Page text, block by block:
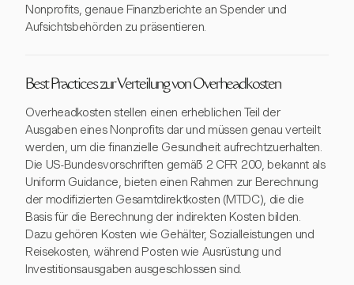
Nonprofits, genaue Finanzberichte an Spender und
Aufsichtsbehörden zu präsentieren.
Best Practices zur Verteilung von Overheadkosten
Overheadkosten stellen einen erheblichen Teil der
Ausgaben eines Nonprofits dar und müssen genau verteilt
werden, um die finanzielle Gesundheit aufrechtzuerhalten.
Die US-Bundesvorschriften gemäß 2 CFR 200, bekannt als
Uniform Guidance, bieten einen Rahmen zur Berechnung
der modifizierten Gesamtdirektkosten (MTDC), die die
Basis für die Berechnung der indirekten Kosten bilden.
Dazu gehören Kosten wie Gehälter, Sozialleistungen und
Reisekosten, während Posten wie Ausrüstung und
Investitionsausgaben ausgeschlossen sind.